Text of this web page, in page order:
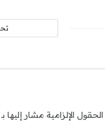
الحقول الإلزامية مشار إليها بـ